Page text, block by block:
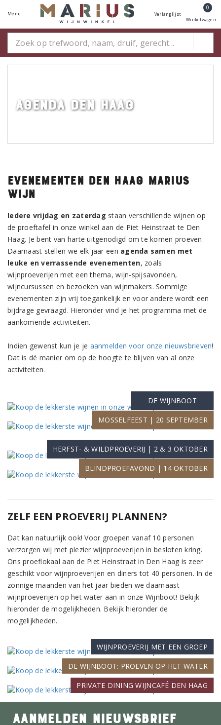
Menu Verlanglijst
0
Winkelwagen
Agenda Den Haag
Evenementen Den Haag Marius
Wijn
Iedere vrijdag en zaterdag staan verschillende wijnen op
de proeftafel in onze winkel aan de Piet Heinstraat te Den
Haag. Je bent van harte uitgenodigd om te komen proeven.
Daarnaast stellen we elk jaar een agenda samen met
leuke en verrassende evenementen, zoals
wijnproeverijen met een thema, wijn-spijsavonden,
wijncursussen en bezoeken van wijnmakers. Sommige
evenementen zijn vrij toegankelijk en voor andere wordt een
bijdrage gevraagd. Hieronder vind je het programma met de
aankomende activiteiten.
Indien gewenst kun je je aanmelden voor onze nieuwsbrieven!
Dat is dé manier om op de hoogte te blijven van al onze
activiteiten.
DE WIJNBOOT
MOSSELFEEST | 20 SEPTEMBER
HERFST- & WILDPROEVERIJ | 2 & 3 OKTOBER
BLINDPROEFAVOND | 14 OKTOBER
ZELF EEN PROEVERIJ PLANNEN?
Dat kan natuurlijk ook! Voor groepen vanaf 10 personen
verzorgen wij met plezier wijnproeverijen in besloten kring.
Ons proeflokaal aan de Piet Heinstraat in Den Haag is zeer
geschikt voor wijnproeverijen en diners tot 40 personen. In de
zonnige maanden van het jaar bieden we daarnaast
wijnproeverijen op het water aan in onze Wijnboot! Bekijk
hieronder de mogelijkheden. Bekijk hieronder de
mogelijkheden.
WIJNPROEVERIJ MET EEN GROEP
DE WIJNBOOT: PROEVEN OP HET WATER
PRIVATE DINING WIJNCAFÉ DEN HAAG
AANMELDEN NIEUWSBRIEF